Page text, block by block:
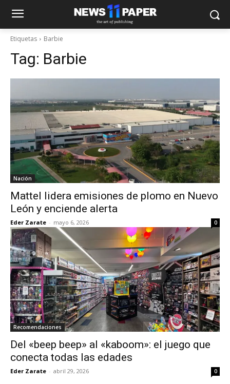
Etiquetas Barbie
Tag: Barbie
Nación
Mattel lidera emisiones de plomo en Nuevo
León y enciende alerta
Eder Zarate - mayo 6, 2026 0
Recomendaciones
Del «beep beep» al «kaboom»: el juego que
conecta todas las edades
Eder Zarate - abril 29, 2026 0